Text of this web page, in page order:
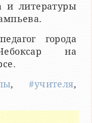
и литературы
города
на
,#учителя,